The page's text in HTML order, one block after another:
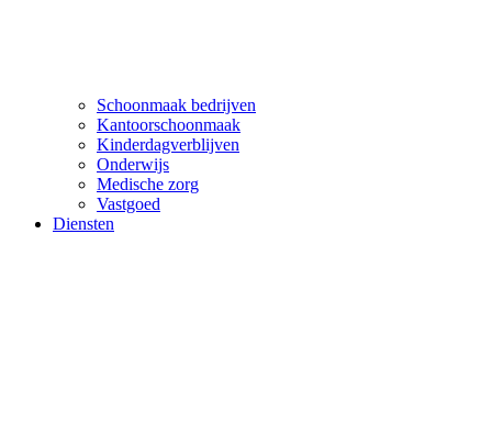
Schoonmaak bedrijven
Kantoorschoonmaak
Kinderdagverblijven
Onderwijs
Medische zorg
Vastgoed
Diensten